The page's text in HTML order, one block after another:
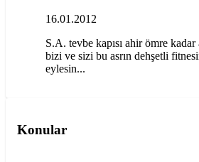
16.01.2012
S.A. tevbe kapısı ahir ömre kadar
bizi ve sizi bu asrın dehşetli
eylesin...
Konular